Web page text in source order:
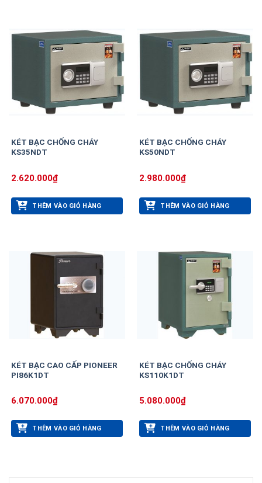
KÉT BẠC CHỐNG CHÁY
KS35NDT
2.620.000₫
THÊM VÀO GIỎ HÀNG
KÉT BẠC CHỐNG CHÁY
KS50NDT
2.980.000₫
THÊM VÀO GIỎ HÀNG
KÉT BẠC CAO CẤP PIONEER
PI86K1DT
6.070.000₫
THÊM VÀO GIỎ HÀNG
KÉT BẠC CHỐNG CHÁY
KS110K1DT
5.080.000₫
THÊM VÀO GIỎ HÀNG